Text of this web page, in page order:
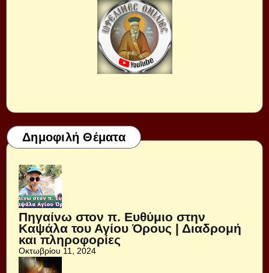
Δημοφιλή Θέματα
Πηγαίνω στον π. Ευθύμιο στην
Καψάλα του Αγίου Όρους | Διαδρομή
και πληροφορίες
Οκτωβρίου 11, 2024